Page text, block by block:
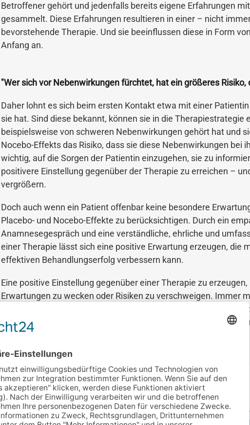
Betroffener gehört und jedenfalls bereits eigene Erfahrungen
gesammelt. Diese Erfahrungen resultieren in einer – nicht
bevorstehende Therapie. Und sie beeinflussen diese in Form
Anfang an.
"Wer sich vor Nebenwirkungen fürchtet, hat ein größeres
Daher lohnt es sich beim ersten Kontakt etwa mit einer
sie hat. Sind diese bekannt, können sie in die Therapiestrategie
beispielsweise von schweren Nebenwirkungen gehört hat und
Nocebo-Effekts das Risiko, dass sie diese Nebenwirkungen bei
wichtig, auf die Sorgen der Patientin einzugehen, sie zu
positivere Einstellung gegenüber der Therapie zu erreichen –
vergrößern.
Doch auch wenn ein Patient offenbar keine besondere
Placebo- und Nocebo-Effekte zu berücksichtigen. Durch ein
Anamnesegespräch und eine verständliche, ehrliche und
einer Therapie lässt sich eine positive Erwartung erzeugen, die
effektiven Behandlungserfolg verbessern kann.
Eine positive Einstellung gegenüber einer Therapie zu
Erwartungen zu wecken oder Risiken zu verschweigen. Immer
umfassend und realistisch informieren. Aber wie genau, mit
welcher Stimme und in welcher Situation dies geschieht, kann